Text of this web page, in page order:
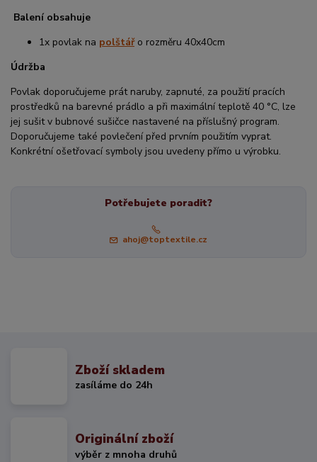
Balení obsahuje
1x povlak na polštářo rozměru 40x40cm
Údržba
Povlak doporučujeme prát naruby, zapnuté, za použití pracích
prostředků na barevné prádlo a při maximální teplotě 40 °C, lze
jej sušit v bubnové sušičce nastavené na příslušný program.
Doporučujeme také povlečení před prvním použitím vyprat.
Konkrétní ošetřovací symboly jsou uvedeny přímo u výrobku.
Potřebujete poradit?
ahoj@toptextile.cz
Zboží skladem
zasíláme do 24h
Originální zboží
výběr z mnoha druhů